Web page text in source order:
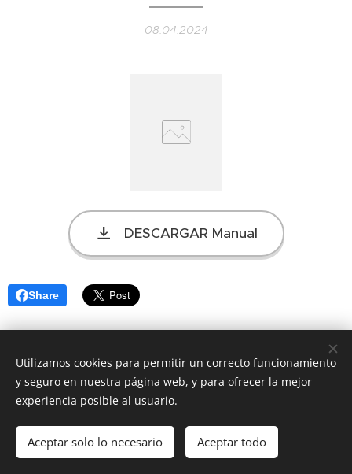
08.04.2024
DESCARGAR Manual
Share
© 2022 Todos los derechos reservados
Powered byWebnode Cookies
Utilizamos cookies para permitir un correcto funcionamiento
y seguro en nuestra página web, y para ofrecer la mejor
experiencia posible al usuario.
Aceptar solo lo necesario Aceptar todo